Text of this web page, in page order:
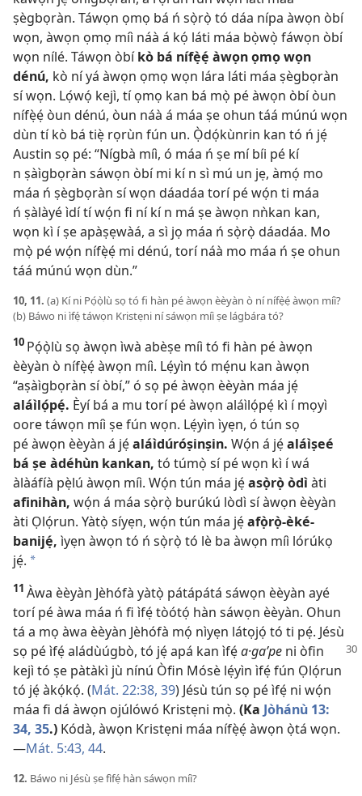
ṣègbọràn. Táwọn ọmọ bá ń sọ̀rọ̀ tó dáa nípa àwọn òbí
wọn, àwọn ọmọ míì náà á kọ́ láti máa bọ̀wọ̀ fáwọn òbí
wọn nílé. Táwọn òbíkò bá nífẹ̀ẹ́ àwọn ọmọ wọn
dénú, kò ní yá àwọn ọmọ wọn lára láti máa ṣègbọràn
sí wọn. Lọ́wọ́ kejì, tí ọmọ kan bá mọ̀ pé àwọn òbí òun
nífẹ̀ẹ́ òun dénú, òun náà á máa ṣe ohun táá múnú wọn
dùn tí kò bá tiẹ̀ rọrùn fún un. Ọ̀dọ́kùnrin kan tó ń jẹ́
Austin sọ pé: “Nígbà míì, ó máa ń ṣe mí bíi pé kí
n ṣàìgbọràn sáwọn òbí mi kí n sì mú un jẹ, àmọ́ mo
máa ń ṣègbọràn sí wọn dáadáa torí pé wọ́n ti máa
ń ṣàlàyé ìdí tí wọ́n fi ní kí n má ṣe àwọn nǹkan kan,
wọn kì í ṣe apàṣẹwàá, a sì jọ máa ń sọ̀rọ̀ dáadáa. Mo
mọ̀ pé wọ́n nífẹ̀ẹ́ mi dénú, torí náà mo máa ń ṣe ohun
táá múnú wọn dùn.”
10, 11. (a) Kí ni Pọ́ọ̀lù sọ tó fi hàn pé àwọn èèyàn ò ní nífẹ̀ẹ́ àwọn míì?
(b) Báwo ni ìfẹ́ táwọn Kristẹni ní sáwọn míì ṣe lágbára tó?
10 Pọ́ọ̀lù sọ àwọn ìwà abèṣe míì tó fi hàn pé àwọn
èèyàn ò nífẹ̀ẹ́ àwọn míì. Lẹ́yìn tó mẹ́nu kan àwọn
“aṣàìgbọràn sí òbí,” ó sọ pé àwọn èèyàn máa jẹ́
aláìlọ́pẹ́. Èyí bá a mu torí pé àwọn aláìlọ́pẹ́ kì í mọyì
oore táwọn míì ṣe fún wọn. Lẹ́yìn ìyẹn, ó tún sọ
pé àwọn èèyàn á jẹ́aláìdúróṣinṣin. Wọ́n á jẹ́aláìṣeé
bá ṣe àdéhùn kankan, tó túmọ̀ sí pé wọn kì í wá
àlàáfíà pẹ̀lú àwọn míì. Wọ́n tún máa jẹ́asọ̀rọ̀ òdìàti
afinihàn, wọ́n á máa sọ̀rọ̀ burúkú lòdì sí àwọn èèyàn
àti Ọlọ́run. Yàtọ̀ síyẹn, wọ́n tún máa jẹ́afọ̀rọ̀-èké-
banijẹ́, ìyẹn àwọn tó ń sọ̀rọ̀ tó lè ba àwọn míì lórúkọ
jẹ́. *
11 Àwa èèyàn Jèhófà yàtọ̀ pátápátá sáwọn èèyàn ayé
torí pé àwa máa ń fi ìfẹ́ tòótọ́ hàn sáwọn èèyàn. Ohun
tá a mọ àwa èèyàn Jèhófà mọ́ nìyẹn látọjọ́ tó ti pẹ́. Jésù
sọ pé ìfẹ́ aládùúgbò, tó jẹ́apá kan ìfẹ́a·ga’pe ni òfin
kejì tó ṣe pàtàkì jù nínú Òfin Mósè lẹ́yìn ìfẹ́ fún Ọlọ́run
tó jẹ́ àkọ́kọ́. (Mát. 22:​38, 39) Jésù tún sọ pé ìfẹ́ ni wọ́n
máa fi dá àwọn ojúlówó Kristẹni mọ̀. (Ka Jòhánù 13:​
34, 35.) Kódà, àwọn Kristẹni máa nífẹ̀ẹ́ àwọn ọ̀tá wọn.​
—Mát. 5:​43, 44.
12. Báwo ni Jésù ṣe fìfẹ́ hàn sáwọn míì?